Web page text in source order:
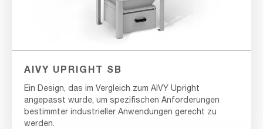
AIVY UPRIGHT SB
Ein Design, das im Vergleich zum AIVY Upright
angepasst wurde, um spezifischen Anforderungen
bestimmter industrieller Anwendungen gerecht zu
werden.